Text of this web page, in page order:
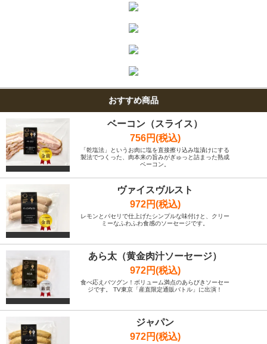
おすすめ商品
ベーコン（スライス）
756円(税込)
「乾塩法」というお肉に塩を直接擦り込み塩漬けにする
製法でつくった、肉本来の旨みがぎゅっと詰まった熟成
ベーコン。
ヴァイスヴルスト
972円(税込)
レモンとパセリで仕上げたシンプルな味付けと、クリー
ミーなふわふわ食感のソーセージです。
あら太（黄金肉汁ソーセージ）
972円(税込)
食べ応えバツグン！ボリューム満点のあらびきソーセー
ジです。 TV東京「産直限定通販バトル」に出演！
ジャパン
972円(税込)